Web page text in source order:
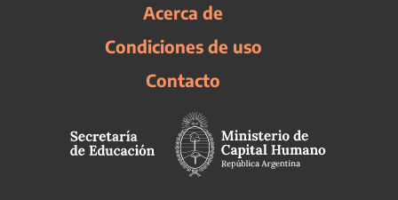
Acerca de
Condiciones de uso
Contacto